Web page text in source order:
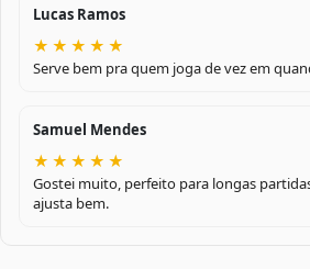
Lucas Ramos
★ ★ ★ ★ ★
Serve bem pra quem joga de vez em
Samuel Mendes
★ ★ ★ ★ ★
Gostei muito, perfeito para longas
ajusta bem.